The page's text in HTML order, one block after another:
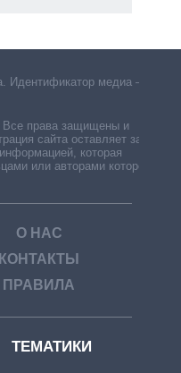
Идентификатор медиа –
Все права защищены и
сайта оставляет за
которая
или авторами которой
О НАС
КОНТАКТЫ
ПРАВИЛА
ТЕМАТИКИ